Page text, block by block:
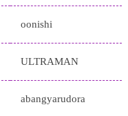
oonishi
ULTRAMAN
abangyarudora